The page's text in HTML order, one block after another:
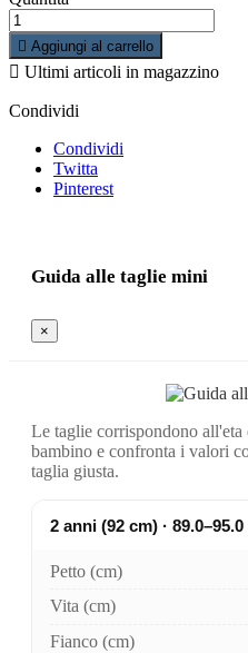
 Aggiungi al carrello
 Ultimi articoli in magazzino
Condividi
Condividi
Twitta
Pinterest
Guida alle taglie mini
×
Le taglie corrispondono
bambino e confronta i valori
taglia giusta.
2 anni (92 cm) · 89.0–95.0
Petto (cm)
Vita (cm)
Fianco (cm)